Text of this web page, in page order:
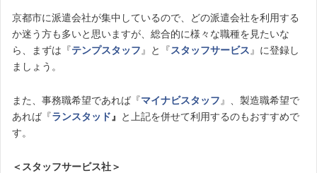
京都市に派遣会社が集中しているので、どの派遣会社を利用する
か迷う方も多いと思いますが、総合的に様々な職種を見たいな
ら、まずは『テンプスタッフ 』と『スタッフサービス 』に登録し
ましょう。
また、事務職希望であれば『マイナビスタッフ 』、製造職希望で
あれば『ランスタッド 』
と上記を併せて利用するのもおすすめで
す。
＜スタッフサービス社＞